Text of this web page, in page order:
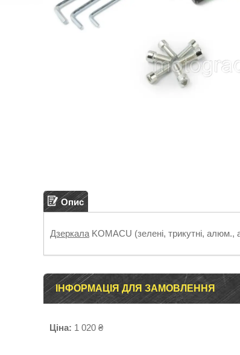
Опис
Дзеркала KOMACU (зелені, трикутні, алюм.,
ІНФОРМАЦІЯ ДЛЯ ЗАМОВЛЕННЯ
Ціна: 1 020 ₴